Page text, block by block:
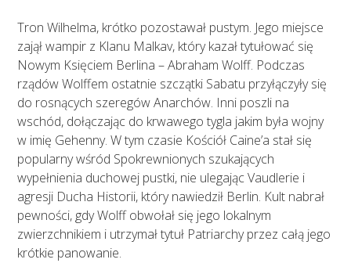
Tron Wilhelma, krótko pozostawał pustym. Jego miejsce
zajął wampir z Klanu Malkav, który kazał tytułować się
Nowym Księciem Berlina – Abraham Wolff. Podczas
rządów Wolffem ostatnie szczątki Sabatu przyłączyły się
do rosnących szeregów Anarchów. Inni poszli na
wschód, dołączając do krwawego tygla jakim była wojny
w imię Gehenny. W tym czasie Kościół Caine’a stał się
popularny wśród Spokrewnionych szukających
wypełnienia duchowej pustki, nie ulegając Vaudlerie i
agresji Ducha Historii, który nawiedził Berlin. Kult nabrał
pewności, gdy Wolff obwołał się jego lokalnym
zwierzchnikiem i utrzymał tytuł Patriarchy przez całą jego
krótkie panowanie.